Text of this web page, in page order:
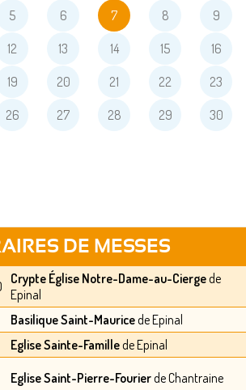
5 6 7 8 9
12 13 14 15 16
19 20 21 22 23
26 27 28 29 30
DE MESSES
Crypte Église Notre-Dame-au-Ciergede
Epinal
Basilique Saint-Mauricede Epinal
Eglise Sainte-Famillede Epinal
Eglise Saint-Pierre-Fourierde Chantraine